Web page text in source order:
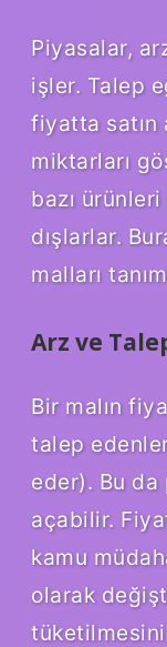
Piyasalar,
işler. Talep
fiyatta satın
miktarları
bazı
dışlarlar.
malları
Arz ve
Bir malın
talep
eder). Bu da
açabilir.
kamu
olarak